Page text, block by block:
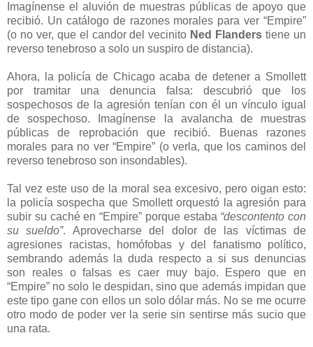
Imagínense el aluvión de muestras públicas de apoyo que
recibió. Un catálogo de razones morales para ver “Empire”
(o no ver, que el candor del vecinito Ned Flanders tiene un
reverso tenebroso a solo un suspiro de distancia).
Ahora, la policía de Chicago acaba de detener a Smollett
por tramitar una denuncia falsa: descubrió que los
sospechosos de la agresión tenían con él un vínculo igual
de sospechoso. Imagínense la avalancha de muestras
públicas de reprobación que recibió. Buenas razones
morales para no ver “Empire” (o verla, que los caminos del
reverso tenebroso son insondables).
Tal vez este uso de la moral sea excesivo, pero oigan esto:
la policía sospecha que Smollett orquestó la agresión para
subir su caché en “Empire” porque estaba “descontento con
su sueldo”. Aprovecharse del dolor de las víctimas de
agresiones racistas, homófobas y del fanatismo político,
sembrando además la duda respecto a si sus denuncias
son reales o falsas es caer muy bajo. Espero que en
“Empire” no solo le despidan, sino que además impidan que
este tipo gane con ellos un solo dólar más. No se me ocurre
otro modo de poder ver la serie sin sentirse más sucio que
una rata.